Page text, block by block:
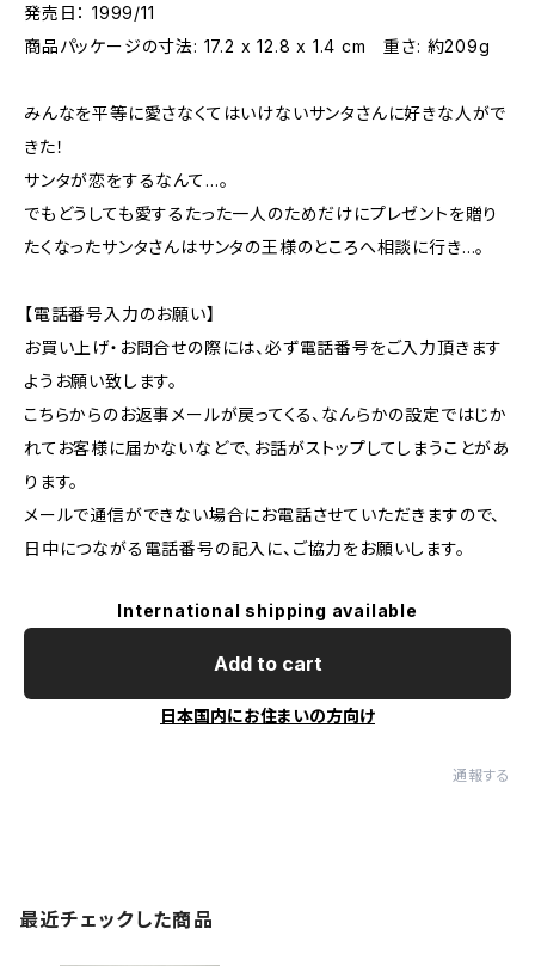
発売日： 1999/11
商品パッケージの寸法: 17.2 x 12.8 x 1.4 cm 重さ: 約209g
みんなを平等に愛さなくてはいけないサンタさんに好きな人がで
きた！
サンタが恋をするなんて…。
でもどうしても愛するたった一人のためだけにプレゼントを贈り
たくなったサンタさんはサンタの王様のところへ相談に行き…。
【電話番号入力のお願い】
お買い上げ・お問合せの際には、必ず電話番号をご入力頂きます
ようお願い致します。
こちらからのお返事メールが戻ってくる、なんらかの設定ではじか
れてお客様に届かないなどで、お話がストップしてしまうことがあ
ります。
メールで通信ができない場合にお電話させていただきますので、
日中につながる電話番号の記入に、ご協力をお願いします。
International shipping available
Add to cart
日本国内にお住まいの方向け
通報する
最近チェックした商品